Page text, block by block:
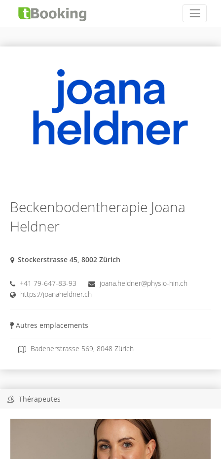
Beckenbodentherapie Joana
Heldner
Stockerstrasse 45, 8002 Zürich
+41 79-647-83-93
joana.heldner@physio-hin.ch
https://joanaheldner.ch
Autres emplacements
Badenerstrasse 569, 8048 Zürich
Thérapeutes